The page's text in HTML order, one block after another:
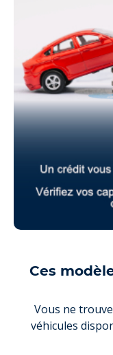
Ces
Vous ne
véhicules